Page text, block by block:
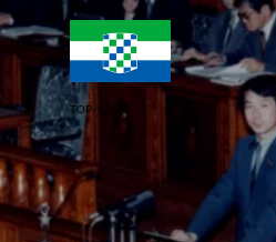
コ
ン
ン
ツ
へ
ス
キ